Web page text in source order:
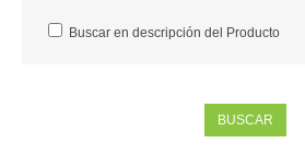
Buscar en descripción del Producto